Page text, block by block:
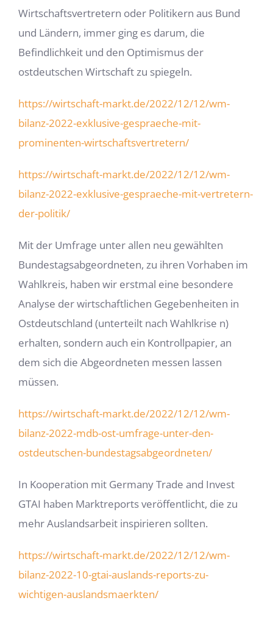
Wirtschaftsvertretern oder Politikern aus Bund
und Ländern, immer ging es darum, die
Befindlichkeit und den Optimismus der
ostdeutschen Wirtschaft zu spiegeln.
https://wirtschaft-markt.de/2022/12/12/wm-
bilanz-2022-exklusive-gespraeche-mit-
prominenten-wirtschaftsvertretern/
https://wirtschaft-markt.de/2022/12/12/wm-
bilanz-2022-exklusive-gespraeche-mit-vertretern-
der-politik/
Mit der Umfrage unter allen neu gewählten
Bundestagsabgeordneten, zu ihren Vorhaben im
Wahlkreis, haben wir erstmal eine besondere
Analyse der wirtschaftlichen Gegebenheiten in
Ostdeutschland (unterteilt nach Wahlkrise n)
erhalten, sondern auch ein Kontrollpapier, an
dem sich die Abgeordneten messen lassen
müssen.
https://wirtschaft-markt.de/2022/12/12/wm-
bilanz-2022-mdb-ost-umfrage-unter-den-
ostdeutschen-bundestagsabgeordneten/
In Kooperation mit Germany Trade and Invest
GTAI haben Marktreports veröffentlicht, die zu
mehr Auslandsarbeit inspirieren sollten.
https://wirtschaft-markt.de/2022/12/12/wm-
bilanz-2022-10-gtai-auslands-reports-zu-
wichtigen-auslandsmaerkten/